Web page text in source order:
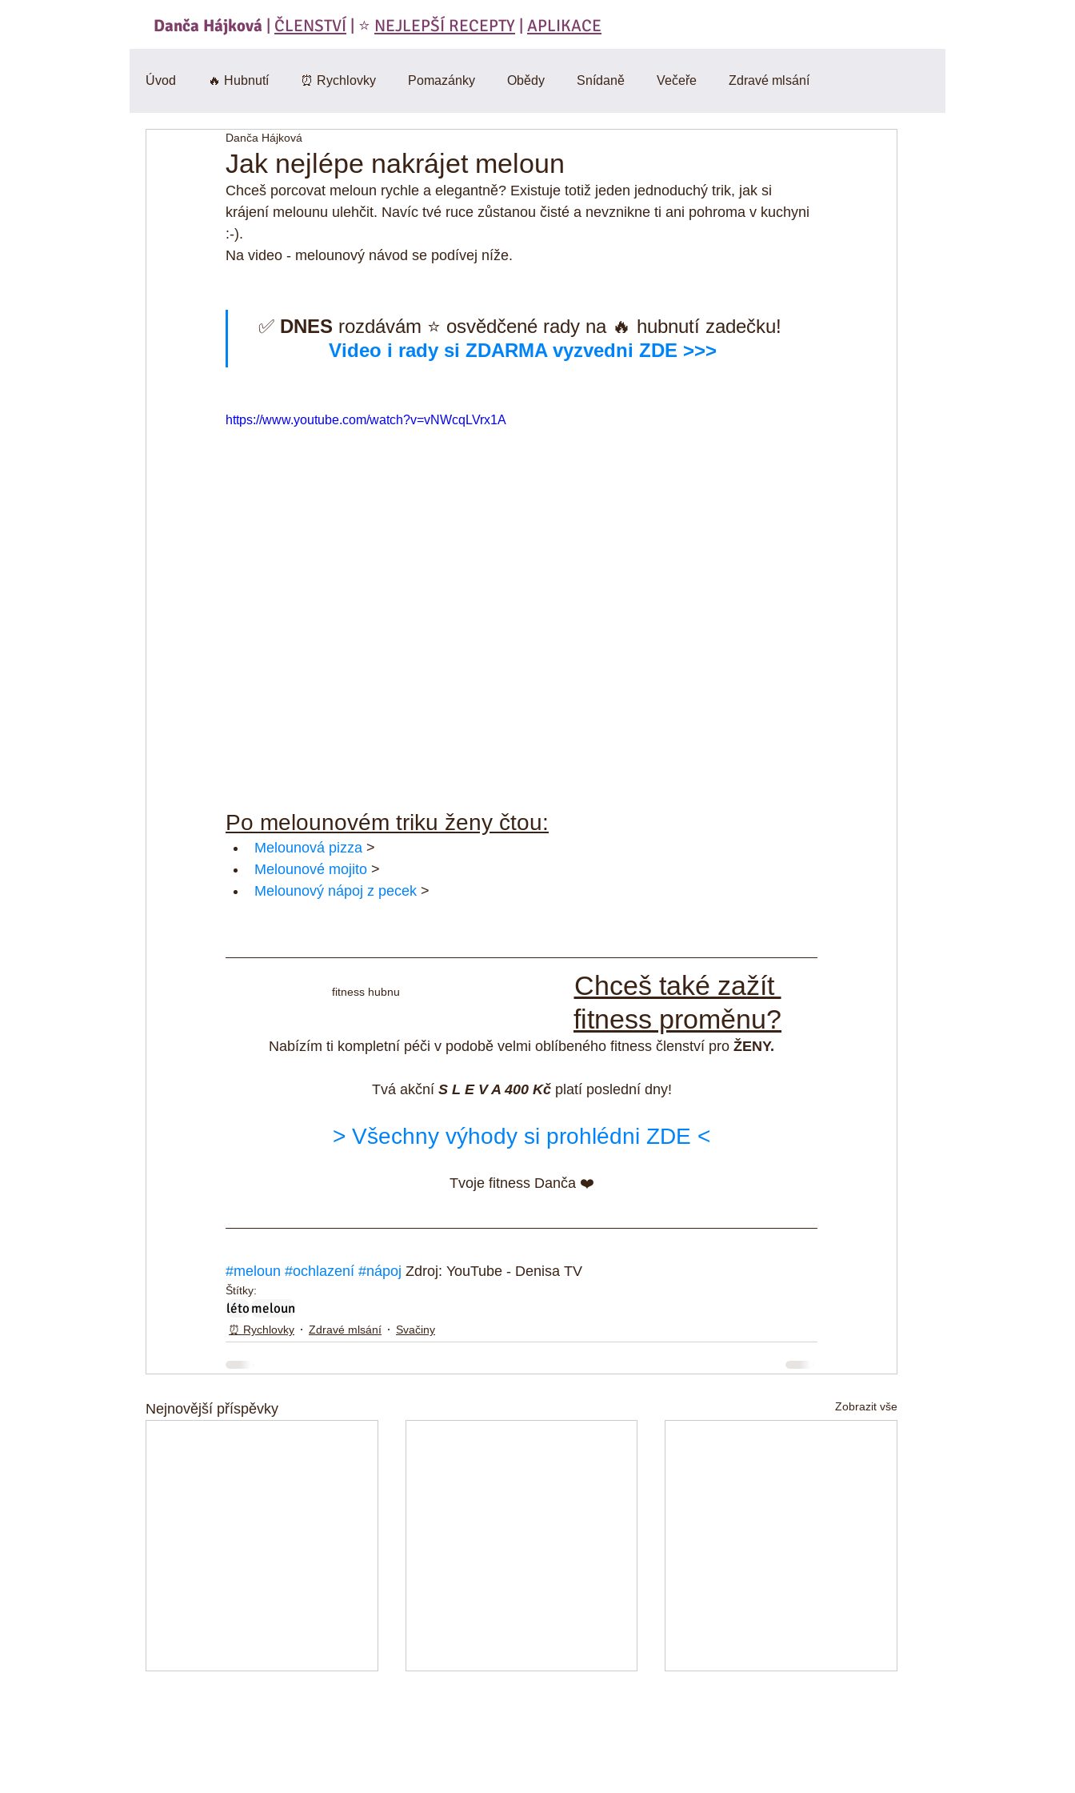
Danča Hájková | ČLENSTVÍ | ⭐️ NEJLEPŠÍ RECEPTY | APLIKACE
Úvod 🔥 Hubnutí ⏰ Rychlovky Pomazánky Obědy Snídaně Večeře Zdravé mlsání
🍄 Houby
BEZlepkové 🎃 Dýně RAW Cviceni a hubnuti Denik D-články Muffiny Odpoledni svačiny
Mák Bez mouky
Jak nejlépe nakrájet meloun
Danča Hájková
Chceš porcovat meloun rychle a elegantně? Existuje totiž jeden jednoduchý trik, jak si
krájení melounu ulehčit. Navíc tvé ruce zůstanou čisté a nevznikne ti ani pohroma v kuchyni
:-).
Na video - melounový návod se podívej níže.
✅ DNES rozdávám ⭐ osvědčené rady na 🔥 hubnutí zadečku!
Video i rady si ZDARMA vyzvedni ZDE >>>
https://www.youtube.com/watch?v=vNWcqLVrx1A
Po melounovém triku ženy čtou:
Melounová pizza >
Melounové mojito >
Melounový nápoj z pecek >
fitness hubnu
Chceš také zažít
fitness proměnu?
Nabízím ti kompletní péči v podobě velmi oblíbeného fitness členství pro ŽENY.
Tvá akční S L E V A 400 Kč platí poslední dny!
> Všechny výhody si prohlédni ZDE <
Tvoje fitness Danča ❤️
#meloun #ochlazení #nápoj Zdroj: YouTube - Denisa TV
Štítky:
létomeloun
⏰ Rychlovky Zdravé mlsání Svačiny
Nejnovější příspěvky Zobrazit vše